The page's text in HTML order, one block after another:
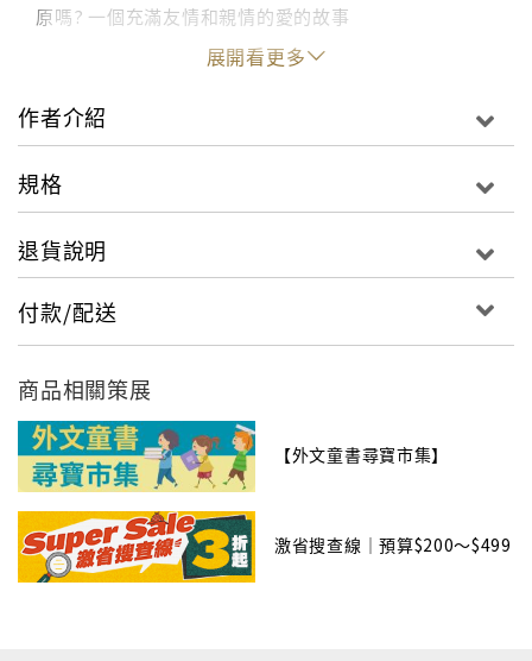
原嗎? 一個充滿友情和親情的愛的故事
展開看更多
作者介紹
規格
退貨說明
付款/配送
商品相關策展
【外文童書尋寶市集】
激省搜查線｜預算$200～$499